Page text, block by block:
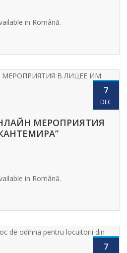
in Română.
7
DEC
МЕРОПРИЯТИЯ
in Română.
7